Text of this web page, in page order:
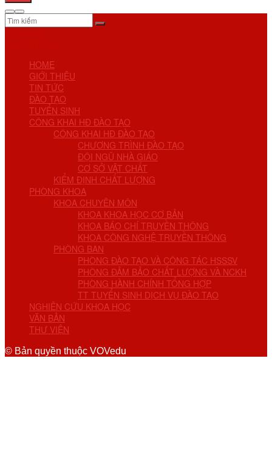
HOME
GIỚI THIỆU
TIN TỨC
ĐÀO TẠO
TUYỂN SINH
CÔNG KHAI HĐ ĐÀO TẠO
CÔNG KHAI HĐ ĐÀO TẠO
CHƯƠNG TRÌNH ĐÀO TẠO
ĐỘI NGŨ NHÀ GIÁO
CƠ SỞ VẬT CHẤT
KIỂM ĐỊNH CHẤT LƯỢNG
PHÒNG KHOA
KHOA CHUYÊN MÔN
KHOA KHOA HỌC CƠ BẢN
KHOA BÁO CHÍ TRUYỀN THÔNG
KHOA CÔNG NGHỆ TRUYỀN THÔNG
PHÒNG BAN
PHÒNG ĐÀO TẠO VÀ CÔNG TÁC HSSSV
PHÒNG ĐẢM BẢO CHẤT LƯỢNG VÀ NCKH
PHÒNG HÀNH CHÍNH TỔNG HỢP
TT TUYỂN SINH DỊCH VỤ ĐÀO TẠO
NGHIÊN CỨU KHOA HỌC
VĂN BẢN
THƯ VIỆN
© Bản quyền thuộc VOVedu